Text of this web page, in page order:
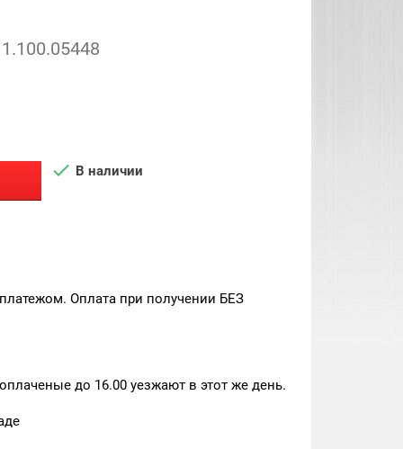
1.100.05448
 В наличии
Оплата при получении БЕЗ
до 16.00 уезжают в этот же день.